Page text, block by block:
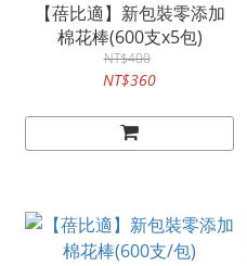
【蓓比適】新包裝零添加
棉花棒(600支x5包)
NT$400
NT$360